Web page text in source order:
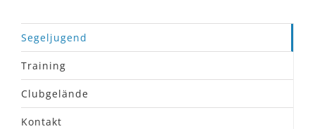
Segeljugend
Training
Clubgelände
Kontakt